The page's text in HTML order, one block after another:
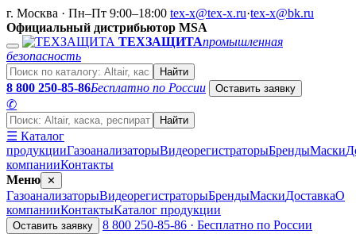
г. Москва · Пн–Пт 9:00–18:00 tex-x@tex-x.ru·tex-x@bk.ru
Официальный дистрибьютор MSA
ТЕХЗАЩИТАпромышленная
безопасность
Найти
8 800 250-85-86Бесплатно по России Оставить заявку
✆
Найти
☰ Каталог
продукцииГазоанализаторыВидеорегистраторыБрендыМаски
компанииКонтакты
Меню ✕
ГазоанализаторыВидеорегистраторыБрендыМаскиДоставкаО
компанииКонтактыКаталог продукции
Оставить заявку
8 800 250-85-86 · Бесплатно по России